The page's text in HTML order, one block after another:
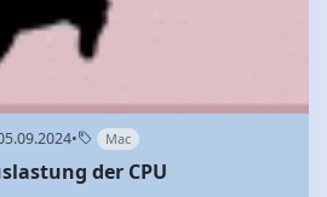
• Mac
der CPU